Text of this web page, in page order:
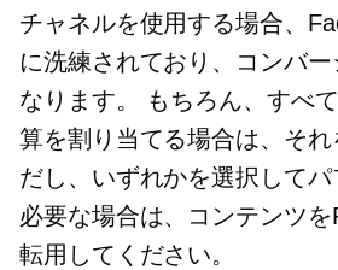
チャネルを使用する場合、
に洗練されており、コンバー
なります。 もちろん、すべ
算を割り当てる場合は、そ
だし、いずれかを選択して
必要な場合は、コンテンツ
転用してください。